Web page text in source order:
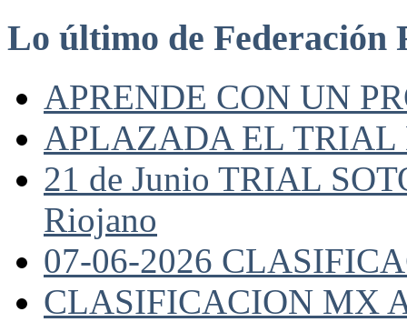
Lo último de Federación
APRENDE CON UN
APLAZADA EL TRIAL
21 de Junio TRIAL
Riojano
07-06-2026
CLASIFICACION MX